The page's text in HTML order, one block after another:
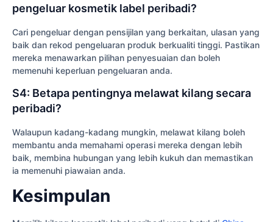
pengeluar kosmetik label peribadi?
Cari pengeluar dengan pensijilan yang berkaitan, ulasan yang
baik dan rekod pengeluaran produk berkualiti tinggi. Pastikan
mereka menawarkan pilihan penyesuaian dan boleh
memenuhi keperluan pengeluaran anda.
S4: Betapa pentingnya melawat kilang secara
peribadi?
Walaupun kadang-kadang mungkin, melawat kilang boleh
membantu anda memahami operasi mereka dengan lebih
baik, membina hubungan yang lebih kukuh dan memastikan
ia memenuhi piawaian anda.
Kesimpulan